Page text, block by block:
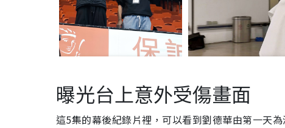
曝光台上意外受傷畫面
這5集的幕後紀錄片裡，可以看到劉德華由第一天